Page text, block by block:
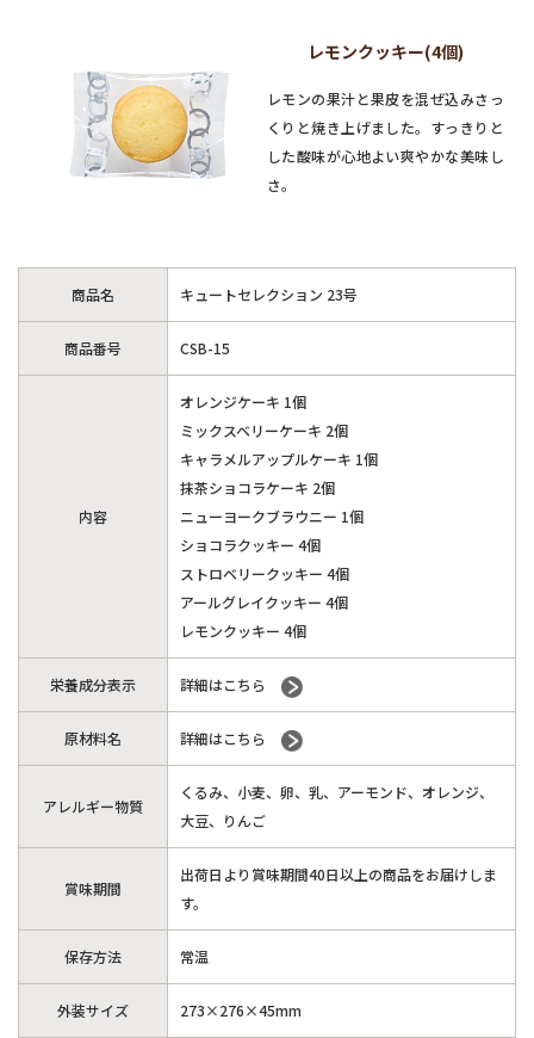
レモンクッキー(4個)
レモンの果汁と果皮を混ぜ込みさっ
くりと焼き上げました。すっきりと
した酸味が心地よい爽やかな美味し
さ。
商品名 キュートセレクション 23号
商品番号 CSB-15
内容
オレンジケーキ 1個
ミックスベリーケーキ 2個
キャラメルアップルケーキ 1個
抹茶ショコラケーキ 2個
ニューヨークブラウニー 1個
ショコラクッキー 4個
ストロベリークッキー 4個
アールグレイクッキー 4個
レモンクッキー 4個
栄養成分表示 詳細はこちら
原材料名 詳細はこちら
アレルギー物質
くるみ、小麦、卵、乳、アーモンド、オレンジ、
大豆、りんご
賞味期間
出荷日より賞味期間40日以上の商品をお届けしま
す。
保存方法 常温
外装サイズ 273×276×45mm